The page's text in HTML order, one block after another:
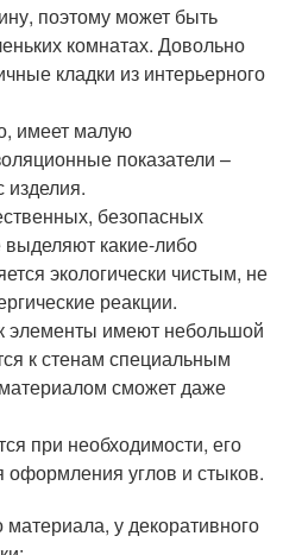
поэтому может быть
комнатах. Довольно
кладки из интерьерного
имеет малую
показатели –
безопасных
какие-либо
экологически чистым, не
реакции.
элементы имеют небольшой
к стенам специальным
сможет даже
при необходимости, его
оформления углов и стыков.
материала, у декоративного